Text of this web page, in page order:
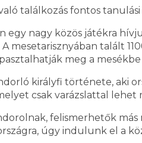
találkozás fontos
egy nagy közös játékra
mesetarisznyában talált
meg a
királyfi története, aki
csak varázslattal lehet
felismerhetők
úgy indulunk el a